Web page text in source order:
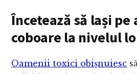
Încetează să lași pe
coboare la nivelul
Oamenii toxici obișnuiesc